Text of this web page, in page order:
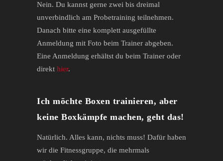
Nein. Du kannst gerne zwei bis dreimal
unverbindlich am Probetraining teilnehmen.
Danach bitte eine komplett ausgefüllte
Anmeldung mit Foto beim Trainer abgeben.
Eine Anmeldung erhältst du beim Trainer oder
direkt hier.
Ich möchte Boxen trainieren, aber
keine Boxkämpfe machen, geht das!
Natürlich. Alles kann, nichts muss! Dafür haben
wir die Fitnessgruppe, die mehrmals